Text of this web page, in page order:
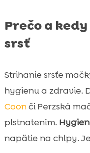
Prečo a
srsť
Strihanie srsťe
hygienu a zdravie.
Coonči Perzská
plstnatením.
napätie na chlpy.